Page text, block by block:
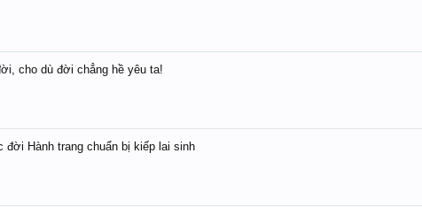
cho dù đời chẳng hề yêu ta!
đời Hành trang chuẩn bị kiếp lai sinh